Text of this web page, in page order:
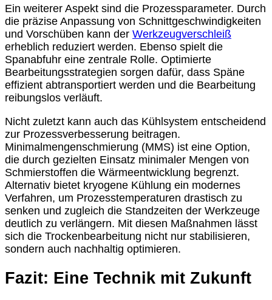
Ein weiterer Aspekt sind die Prozessparameter. Durch
die präzise Anpassung von Schnittgeschwindigkeiten
und Vorschüben kann der Werkzeugverschleiß
erheblich reduziert werden. Ebenso spielt die
Spanabfuhr eine zentrale Rolle. Optimierte
Bearbeitungsstrategien sorgen dafür, dass Späne
effizient abtransportiert werden und die Bearbeitung
reibungslos verläuft.
Nicht zuletzt kann auch das Kühlsystem entscheidend
zur Prozessverbesserung beitragen.
Minimalmengenschmierung (MMS) ist eine Option,
die durch gezielten Einsatz minimaler Mengen von
Schmierstoffen die Wärmeentwicklung begrenzt.
Alternativ bietet kryogene Kühlung ein modernes
Verfahren, um Prozesstemperaturen drastisch zu
senken und zugleich die Standzeiten der Werkzeuge
deutlich zu verlängern. Mit diesen Maßnahmen lässt
sich die Trockenbearbeitung nicht nur stabilisieren,
sondern auch nachhaltig optimieren.
Fazit: Eine Technik mit Zukunft